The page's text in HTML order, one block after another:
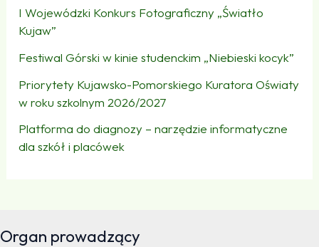
I Wojewódzki Konkurs Fotograficzny „Światło
Kujaw”
Festiwal Górski w kinie studenckim „Niebieski kocyk”
Priorytety Kujawsko-Pomorskiego Kuratora Oświaty
w roku szkolnym 2026/2027
Platforma do diagnozy – narzędzie informatyczne
dla szkół i placówek
Organ prowadzący